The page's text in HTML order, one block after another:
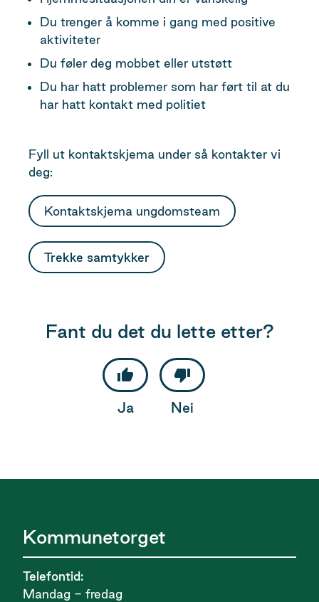
Du trenger å komme i gang med positive
aktiviteter
Du føler deg mobbet eller utstøtt
Du har hatt problemer som har ført til at du
har hatt kontakt med politiet
Fyll ut kontaktskjema under så kontakter vi
deg:
Kontaktskjema ungdomsteam
Trekke samtykker
Fant du det du lette etter?
Ja Nei
Kommunetorget
Telefontid:
Mandag - fredag